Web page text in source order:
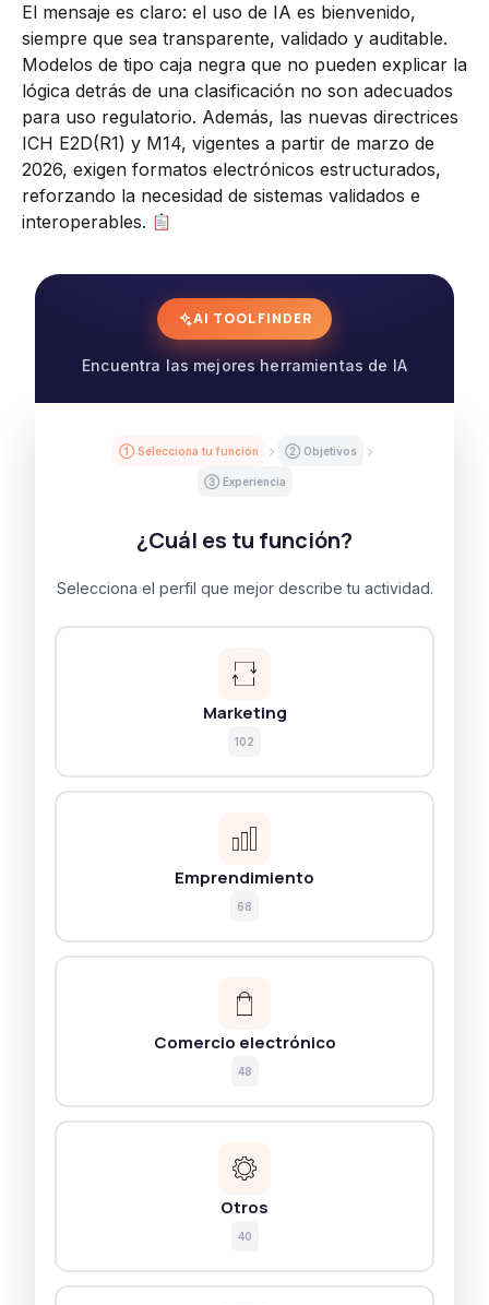
El mensaje es claro: el uso de IA es bienvenido,
siempre que sea transparente, validado y auditable.
Modelos de tipo caja negra que no pueden explicar la
lógica detrás de una clasificación no son adecuados
para uso regulatorio. Además, las nuevas directrices
ICH E2D(R1) y M14, vigentes a partir de marzo de
2026, exigen formatos electrónicos estructurados,
reforzando la necesidad de sistemas validados e
interoperables.
AI TOOL FINDER
Encuentra las mejores herramientas de IA
① Selecciona tu función ② Objetivos
③ Experiencia
¿Cuál es tu función?
Selecciona el perfil que mejor describe tu actividad.
Marketing
102
Emprendimiento
68
Comercio electrónico
48
Otros
40